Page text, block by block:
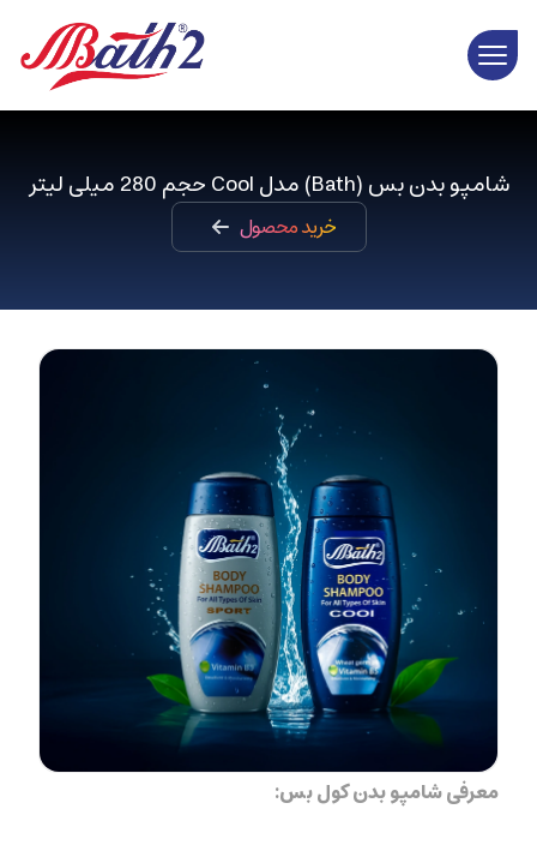
شامپو بدن بس (Bath) مدل Cool حجم 280 میلی لیتر
خرید محصول
معرفی شامپو بدن کول بس: